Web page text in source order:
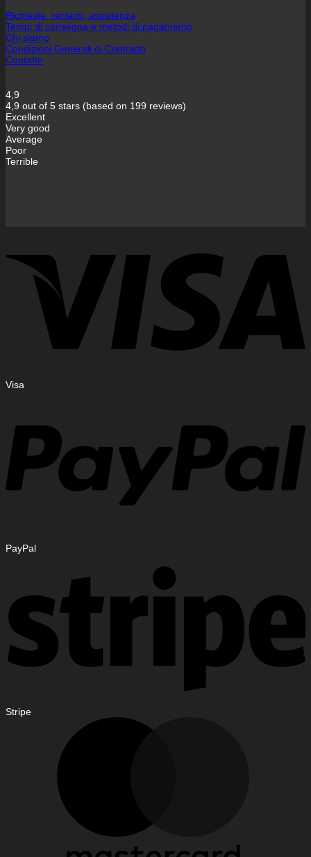
Richieste, reclami, assistenza
Tempi di consegna e metodi di pagamento
Chi siamo
Condizioni Generali di Contratto
Contatto
4,9
4,9 out of 5 stars (based on 199 reviews)
Excellent
Very good
Average
Poor
Terrible
Visa
PayPal
Stripe